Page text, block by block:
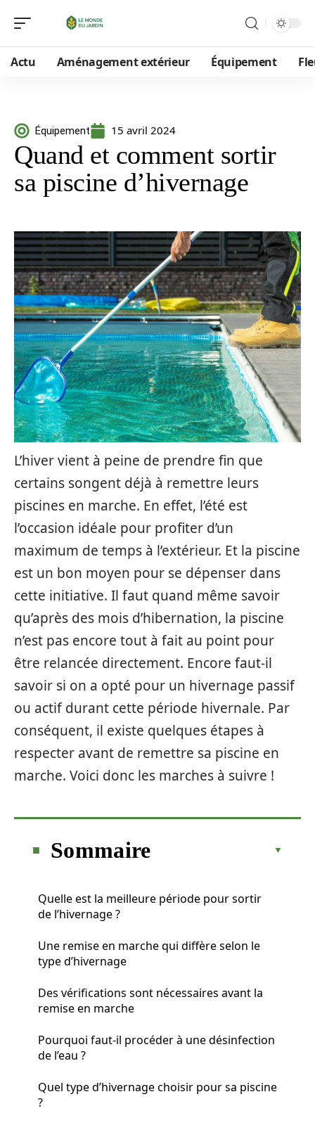
Actu Aménagement extérieur Équipement
Équipement 15 avril 2024
Quand et comment sortir
sa piscine d’hivernage
L’hiver vient à peine de prendre fin que
certains songent déjà à remettre leurs
piscines en marche. En effet, l’été est
l’occasion idéale pour profiter d’un
maximum de temps à l’extérieur. Et la piscine
est un bon moyen pour se dépenser dans
cette initiative. Il faut quand même savoir
qu’après des mois d’hibernation, la piscine
n’est pas encore tout à fait au point pour
être relancée directement. Encore faut-il
savoir si on a opté pour un hivernage passif
ou actif durant cette période hivernale. Par
conséquent, il existe quelques étapes à
respecter avant de remettre sa piscine en
marche. Voici donc les marches à suivre !
Sommaire
Quelle est la meilleure période pour sortir
de l’hivernage ?
Une remise en marche qui diffère selon le
type d’hivernage
Des vérifications sont nécessaires avant la
remise en marche
Pourquoi faut-il procéder à une désinfection
de l’eau ?
Quel type d’hivernage choisir pour sa piscine
?